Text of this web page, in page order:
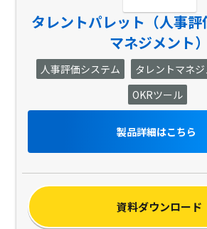
タレントパレット（人事評
マネジメント）
人事評価システム
タレントマネ
OKRツール
製品詳細はこちら
資料ダウンロード